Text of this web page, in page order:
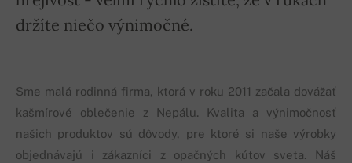
držíte niečo výnimočné.
Sme malá rodinná firma, ktorá v roku 2011 začala dovážať
kašmírové oblečenie z Nepálu. Kvalita a výnimočnosť
našich produktov sú dôvody, pre ktoré si naše výrobky
objednávajú i zákazníci z opačných kútov sveta. Náš